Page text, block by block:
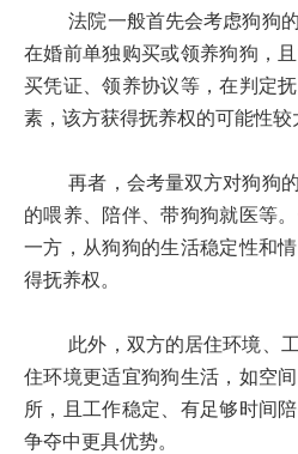
法院一般首先会考虑狗狗的
在婚前单独购买或领养狗狗，
买凭证、领养协议等，在判定
素，该方获得抚养权的可能性较
再者，会考量双方对狗狗的
的喂养、陪伴、带狗狗就医等
一方，从狗狗的生活稳定性和
得抚养权。
此外，双方的居住环境、工
住环境更适宜狗狗生活，如空
所，且工作稳定、有足够时间
争夺中更具优势。